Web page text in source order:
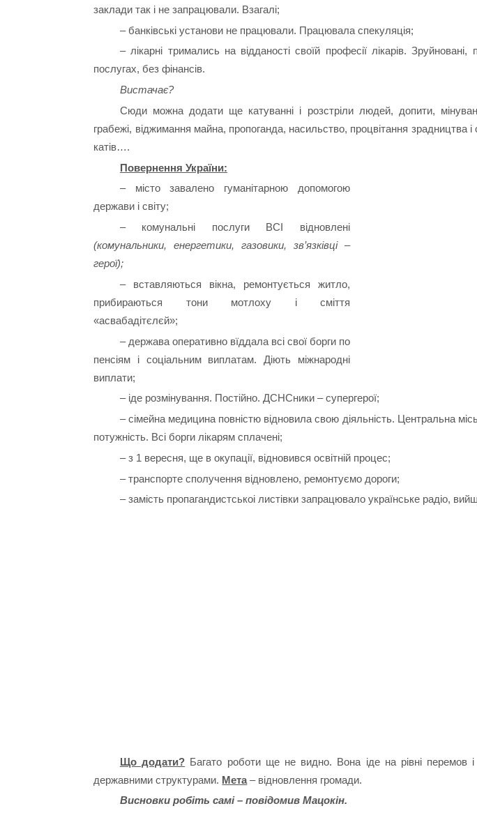
заклади так і не запрацювали. Взагалі;
– банківські установи не працювали. Працювала спекуляція;
– лікарні тримались на відданості своїй професії лікарів. Зруйновані,
послугах, без фінансів.
Вистачає?
Сюди можна додати ще катуванні і розстріли людей, допити,
грабежі, віджимання майна, пропоганда, насильство, процвітання зрадництва і
катів….
Повернення України:
– місто завалено гуманітарною допомогою
держави і світу;
– комунальні послуги ВСІ відновлені
(комунальники, енергетики, газовики, зв’язківці –
герої);
– вставляються вікна, ремонтується житло,
прибираються тони мотлоху і сміття
«асвабадітєлєй»;
– держава оперативно вїддала всі свої борги по
пенсіям і соціальним виплатам. Діють міжнародні
виплати;
– іде розмінування. Постійно. ДСНСники – супергерої;
– сімейна медицина повністю відновила свою діяльність. Центральна
потужність. Всі борги лікарям сплачені;
– з 1 вересня, ще в окупації, відновився освітній процес;
– транспорте сполучення відновлено, ремонтуємо дороги;
– замість пропагандистськоі листівки запрацювало українське радіо,
Що додати? Багато роботи ще не видно. Вона іде на рівні перемов і
державними структурами. Мета– відновлення громади.
Висновки робіть самі – повідомив Мацокін.